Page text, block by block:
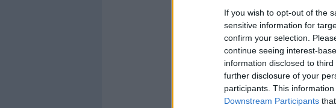
If you wish to opt-out of the
sensitive information for
confirm your selection.
continue seeing interest-
information disclosed to
further disclosure of your
participants. This
Downstream Participants